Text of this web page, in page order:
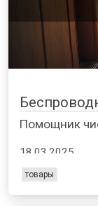
Помощник
18.03.2025
товары